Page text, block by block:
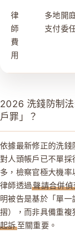
律
師
費
用
多地開
支付委
2026 洗錢防制
戶罪」？
依據最新修正的洗
對人頭帳戶已不單
多，檢察官極大機
律師透過聲請合併偵
明被告是基於「單
摺），而非具備重
起訴至關重要。